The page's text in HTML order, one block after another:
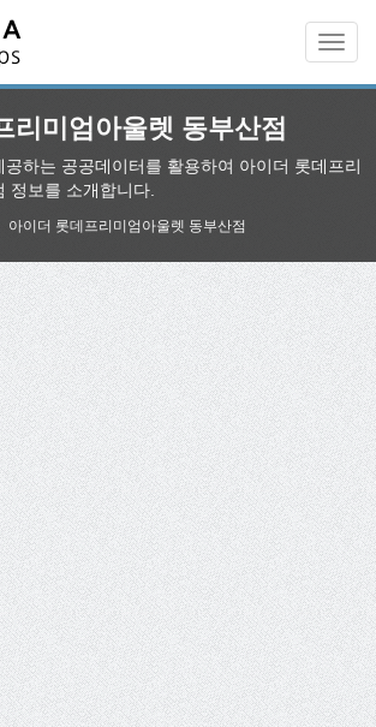
리미엄아울렛 동부산점
하는 공공데이터를 활용하여 아이더 롯데프리
정보를 소개합니다.
아이더 롯데프리미엄아울렛 동부산점